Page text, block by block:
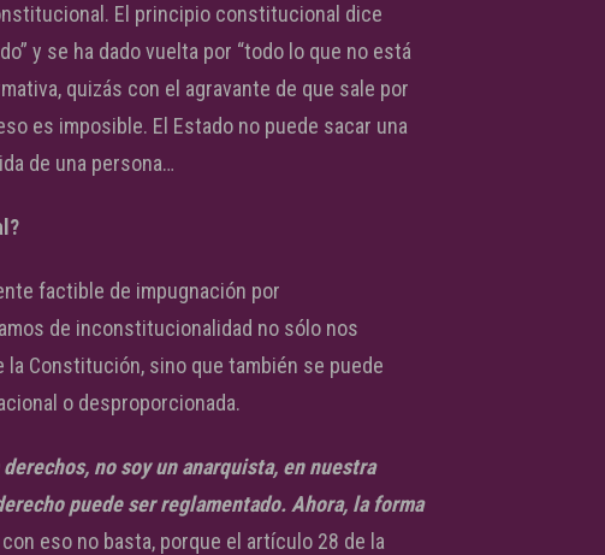
El principio constitucional dice
y se ha dado vuelta por “todo lo que no está
quizás con el agravante de que sale por
es imposible. El Estado no puede sacar una
de una persona…
factible de impugnación por
de inconstitucionalidad no sólo nos
Constitución, sino que también se puede
o desproporcionada.
no soy un anarquista, en nuestra
puede ser reglamentado. Ahora, la forma
eso no basta, porque el artículo 28 de la